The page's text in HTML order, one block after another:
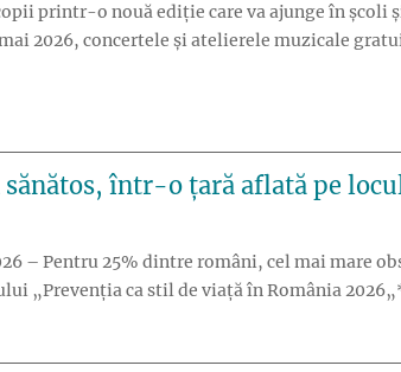
printr-o nouă ediție care va ajunge în
2026, concertele și atelierele muzicale
într-o țară aflată pe locul
– Pentru 25% dintre români, cel mai mare
„Prevenția ca stil de viață în România